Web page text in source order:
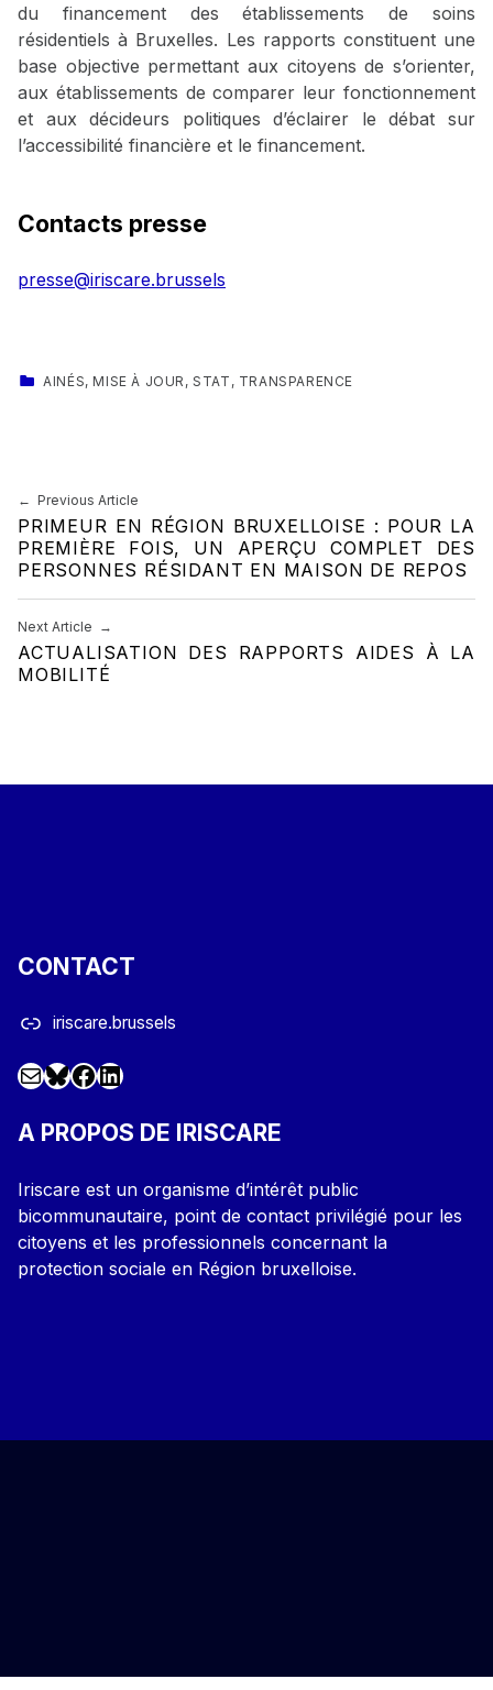
du financement des établissements de soins
résidentiels à Bruxelles. Les rapports constituent une
base objective permettant aux citoyens de s’orienter,
aux établissements de comparer leur fonctionnement
et aux décideurs politiques d’éclairer le débat sur
l’accessibilité financière et le financement.
Contacts presse
presse@iriscare.brussels
CATEGORIZED IN:
AINÉS,MISE À JOUR ,STAT , TRANSPARENCE
Skip back to main navigation
Navigation de l’article
Previous Article
PRIMEUR EN RÉGION BRUXELLOISE : POUR LA
PREMIÈRE FOIS, UN APERÇU COMPLET DES
PERSONNES RÉSIDANT EN MAISON DE REPOS
Next Article
ACTUALISATION DES RAPPORTS AIDES À LA
MOBILITÉ
CONTACT
iriscare.brussels
Mail
@iriscare.bsky.social Facebook LinkedIn
A PROPOS DE IRISCARE
Iriscare est un organisme d’intérêt public
bicommunautaire, point de contact privilégié pour les
citoyens et les professionnels concernant la
protection sociale en Région bruxelloise.